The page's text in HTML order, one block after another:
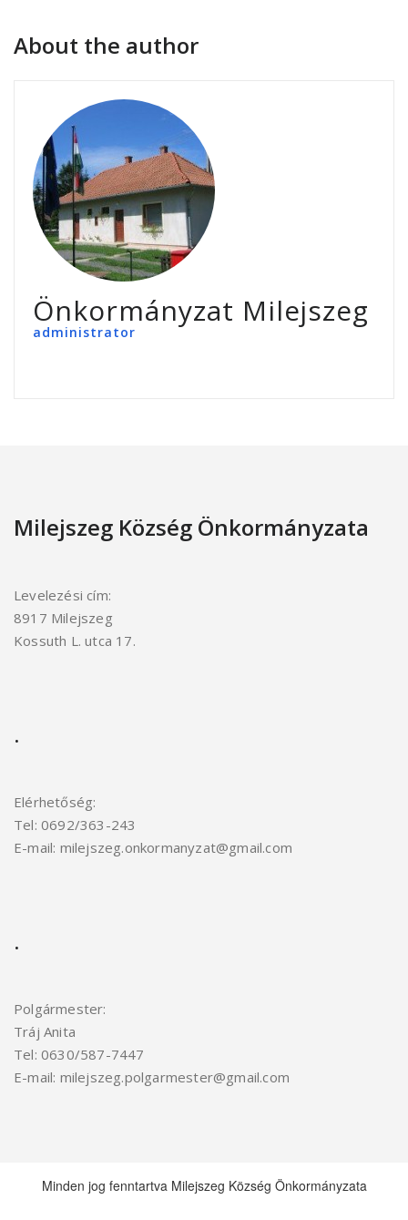
About the author
Önkormányzat Milejszeg
administrator
Milejszeg Község Önkormányzata
Levelezési cím:
8917 Milejszeg
Kossuth L. utca 17.
.
Elérhetőség:
Tel: 0692/363-243
E-mail: milejszeg.onkormanyzat@gmail.com
.
Polgármester:
Tráj Anita
Tel: 0630/587-7447
E-mail: milejszeg.polgarmester@gmail.com
Minden jog fenntartva Milejszeg Község Önkormányzata